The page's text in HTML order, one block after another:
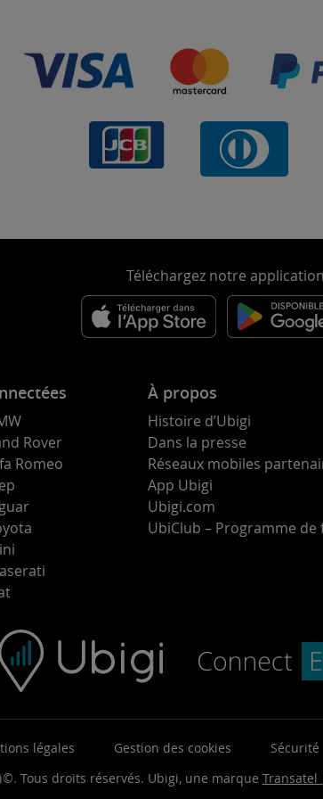
Téléchargez notre application
Rover
Romeo
À propos
Histoire d’Ubigi
Dans la presse
Réseaux mobiles
App Ubigi
Ubigi.com
UbiClub – Programme de
légales Gestion des cookies Sécurité
Tous droits réservés. Ubigi, une marque Transatel